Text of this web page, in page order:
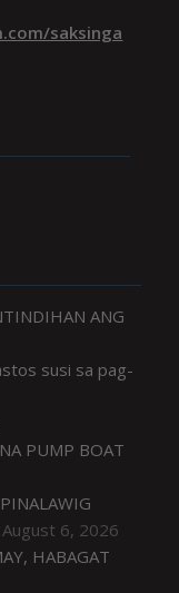
saksinga
ANG
susi sa pag-
PUMP BOAT
August 6, 2026
HABAGAT